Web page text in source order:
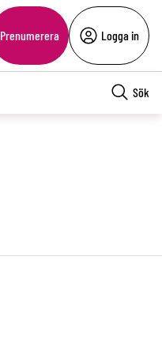
Prenumerera Logga in
Sök